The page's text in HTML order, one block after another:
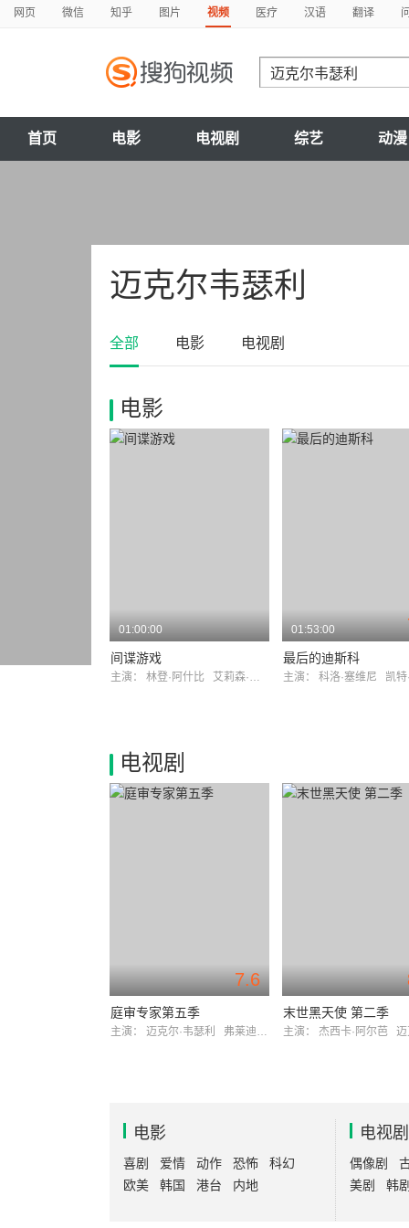
网页 微信 知乎 图片 视频 医疗 汉语 翻译
首页 电影 电视剧 综艺 动漫
迈克尔韦瑟利
全部 电影 电视剧
电影
01:00:00
间谍游戏
主演： 林登·阿什比 艾莉森·史密斯
01:53:00
最后的迪斯科
主演： 科洛·塞维尼 凯特·贝
电视剧
7.6
庭审专家第五季
主演： 迈克尔·韦瑟利 弗莱迪·罗德里格兹
末世黑天使 第二季
主演： 杰西卡·阿尔芭 迈克
电影
喜剧 爱情 动作 恐怖
科幻
欧美
韩国 港台 内地
电视剧
偶像剧
美剧
韩